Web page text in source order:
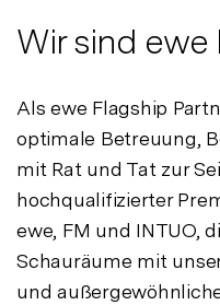
Wir sind
Als ewe Flagship
optimale Betreuung,
mit Rat und Tat zur
hochqualifizierter
ewe, FM und INTUO,
Schauräume mit
und